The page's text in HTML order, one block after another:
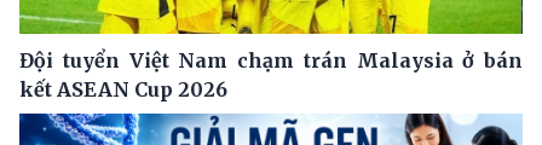
Đội tuyển Việt Nam chạm trán Malaysia ở bán
kết ASEAN Cup 2026